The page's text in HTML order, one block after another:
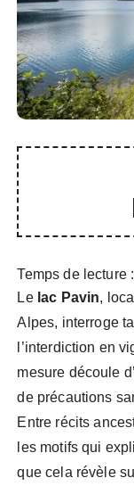
Temps de lecture
Le lac Pavin,
Alpes, interroge
l’interdiction en
mesure découle
de précautions
Entre récits
les motifs qui
que cela révèle